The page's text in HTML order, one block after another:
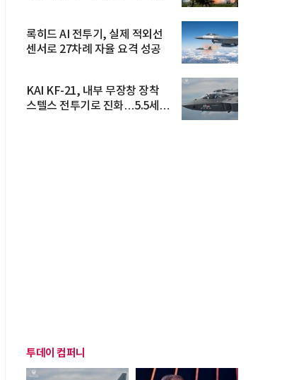
록히드 AI 전투기, 실제 적외선
센서로 27차례 자율 요격 성공
KAI KF-21, 내부 무장창 장착
스텔스 전투기로 진화…5.5세대
투데이 컴퍼니